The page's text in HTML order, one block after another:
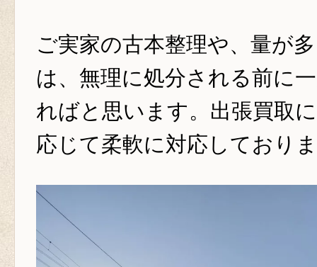
ご実家の古本整理や、量が
は、無理に処分される前に
ればと思います。出張買取
応じて柔軟に対応しており